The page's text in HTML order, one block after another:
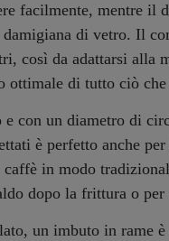
facilmente, mentre il
di vetro. Il
così da adattarsi alla
di tutto ciò che
con un diametro di
è perfetto anche
in modo
dopo la frittura o
un imbuto in rame è